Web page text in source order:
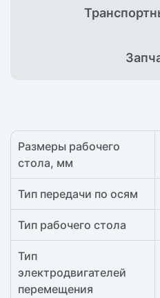
Размеры рабочего
стола, мм
Тип передачи по осям
Тип рабочего стола
Тип
электродвигателей
перемещения